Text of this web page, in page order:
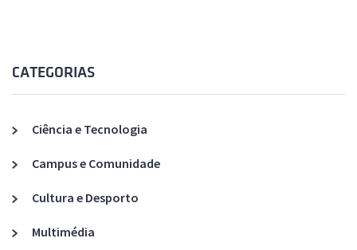
CATEGORIAS
Ciência e Tecnologia
Campus e Comunidade
Cultura e Desporto
Multimédia